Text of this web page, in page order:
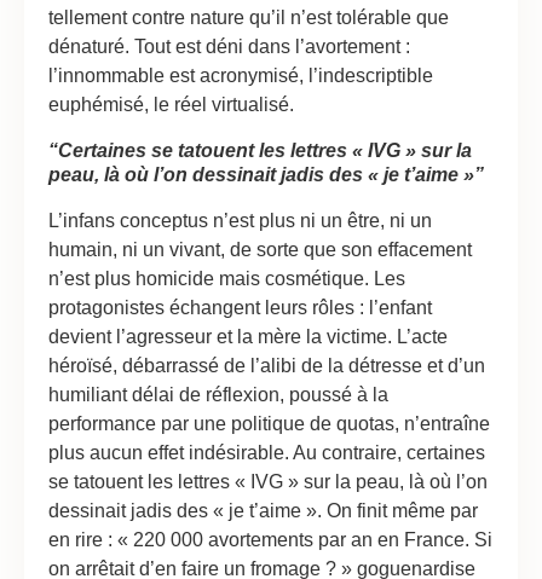
tellement contre nature qu’il n’est tolérable que
dénaturé. Tout est déni dans l’avortement :
l’innommable est acronymisé, l’indescriptible
euphémisé, le réel virtualisé.
“Certaines se tatouent les lettres « IVG » sur la
peau, là où l’on dessinait jadis des « je t’aime »”
L’infans conceptus n’est plus ni un être, ni un
humain, ni un vivant, de sorte que son effacement
n’est plus homicide mais cosmétique. Les
protagonistes échangent leurs rôles : l’enfant
devient l’agresseur et la mère la victime. L’acte
héroïsé, débarrassé de l’alibi de la détresse et d’un
humiliant délai de réflexion, poussé à la
performance par une politique de quotas, n’entraîne
plus aucun effet indésirable. Au contraire, certaines
se tatouent les lettres « IVG » sur la peau, là où l’on
dessinait jadis des « je t’aime ». On finit même par
en rire : « 220 000 avortements par an en France. Si
on arrêtait d’en faire un fromage ? » goguenardise